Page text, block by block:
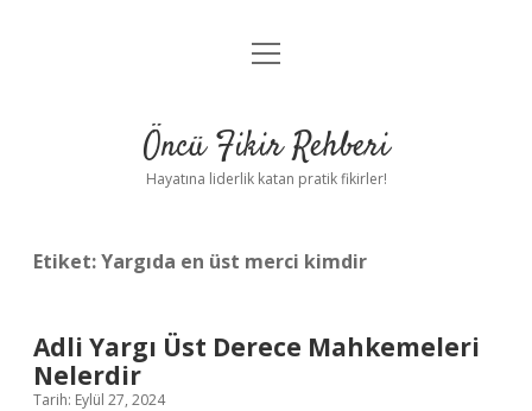
Anasayfa
Yasal Uyarı
menüyü
Öncü Fikir Rehberi
Hayatına liderlik katan pratik fikirler!
Etiket:Yargıda en üst merci kimdir
Adli Yargı Üst Derece Mahkemeleri
Nelerdir
Tarih: Eylül 27, 2024